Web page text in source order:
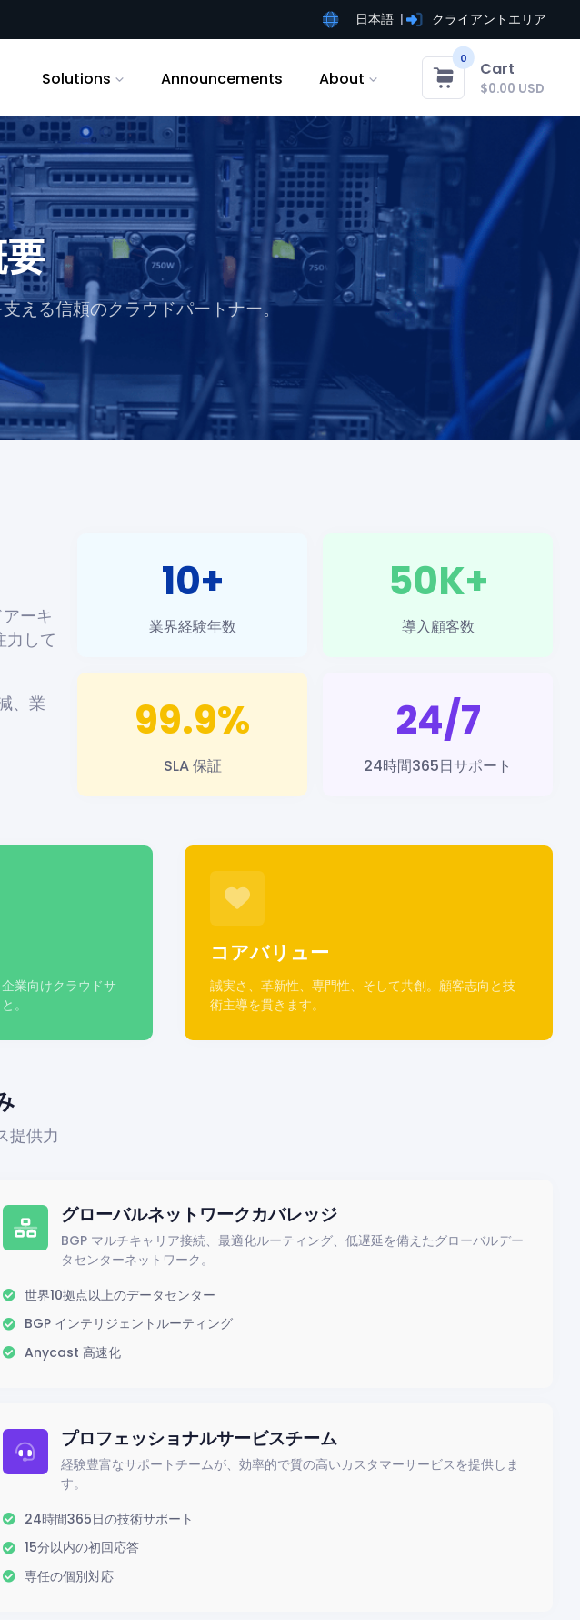
日本語 クライアントエリア
Solutions Announcements About
0
Cart
$0.00 USD
える信頼のクラウドパートナー。
ーキ
力して
、業
10+
業界経験年数
50K+
導入顧客数
99.9%
SLA 保証
24/7
24時間365日サポート
業向けクラウドサ
。
コアバリュー
誠実さ、革新性、専門性、そして共創。顧客志向と技
術主導を貫きます。
提供力
グローバルネットワークカバレッジ
BGP マルチキャリア接続、最適化ルーティング、低遅延を備えたグローバルデー
タセンターネットワーク。
世界10拠点以上のデータセンター
BGP インテリジェントルーティング
Anycast 高速化
プロフェッショナルサービスチーム
経験豊富なサポートチームが、効率的で質の高いカスタマーサービスを提供しま
す。
24時間365日の技術サポート
15分以内の初回応答
専任の個別対応